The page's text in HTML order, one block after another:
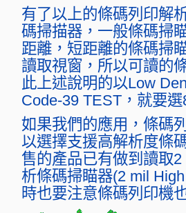
有了以上的條碼列印解
碼掃描器，一般條碼掃
距離，短距離的條碼掃
讀取視窗，所以可讀的
此上述說明的以Low
Code-39 TEST，就要
如果我們的應用，條碼
以選擇支援高解析度條
售的產品已有做到讀取
析條碼掃瞄器(2 mil
時也要注意條碼列印機